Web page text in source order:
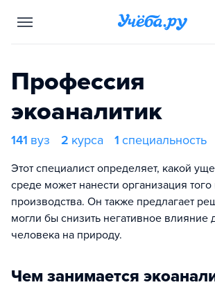
Профессия
экоаналитик
141 вуз 2 курса 1 специальность
Этот специалист определяет, какой
среде может нанести организация
производства. Он также предлагает
могли бы снизить негативное влияние
человека на природу.
Чем занимается